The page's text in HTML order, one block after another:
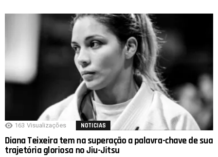
163 Visualizações NOTICIAS
Diana Teixeira tem na superação a palavra-chave de sua
trajetória gloriosa no Jiu-Jitsu